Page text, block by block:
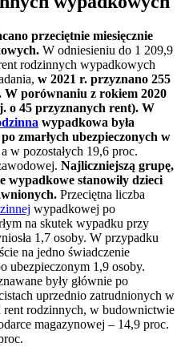
przeciętnie miesięcznie
W odniesieniu do 1 209,9
rodzinnych wypadkowych
w 2021 r. przyznano 255
porównaniu z rokiem 2020
o 45 przyznanych rent). W
wypadkowa była
zmarłych ubezpieczonych w
a w pozostałych 19,6 proc.
Najliczniejszą grupę,
stanowiły dzieci
Przeciętna liczba
wypadkowej po
na skutek wypadku przy
1,7 osoby. W przypadku
na jedno świadczenie
ubezpieczonym 1,9 osoby.
były głównie po
uprzednio zatrudnionych w
rent rodzinnych, w budownictwie
magazynowej – 14,9 proc.